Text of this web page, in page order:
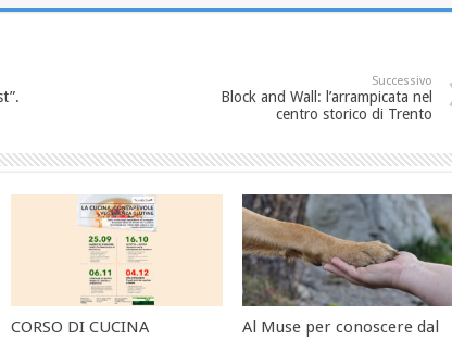
Successivo
Block and Wall: l’arrampicata nel
centro storico di Trento
CORSO DI CUCINA
Al Muse per conoscere dal